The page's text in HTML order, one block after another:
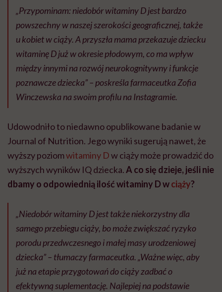
„Przypominam: niedobór witaminy D jest bardzo
powszechny w naszej szerokości geograficznej, także
u kobiet w ciąży. A przyszła mama przekazuje dziecku
witaminę D już w okresie płodowym, co ma wpływ
między innymi na rozwój neurokognitywny i funkcje
poznawcze dziecka” – poskreśla farmaceutka Zofia
Winczewska na swoim profilu na Instagramie.
Udowodniło to niedawno opublikowane badanie w
Journal of Nutrition. Jego wyniki sugerują nawet, że
wyższy poziomwitaminy Dw ciąży może prowadzić do
wyższych wyników IQ dziecka.A co się dzieje, jeśli nie
dbamy o odpowiednią ilość witaminy D wciąży?
„Niedobór witaminy D jest także niekorzystny dla
samego przebiegu ciąży, bo może zwiększać ryzyko
porodu przedwczesnego i małej masy urodzeniowej
dziecka” – tłumaczy farmaceutka. „Ważne więc, aby
już na etapie przygotowań do ciąży zadbać o
efektywną suplementację. Najlepiej na podstawie